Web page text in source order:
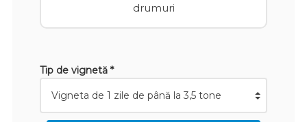
drumuri
Tip de vignetă *